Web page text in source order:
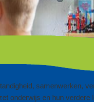
samenwerken,
onderwijs en hun verdere